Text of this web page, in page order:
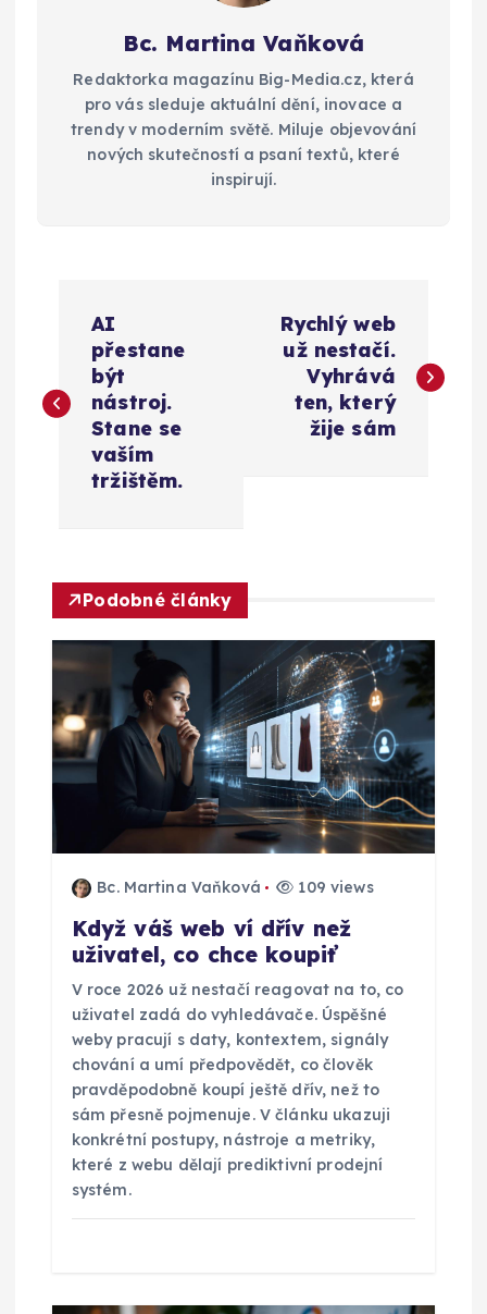
Bc. Martina Vaňková
Redaktorka magazínu Big-Media.cz, která
pro vás sleduje aktuální dění, inovace a
trendy v moderním světě. Miluje objevování
nových skutečností a psaní textů, které
inspirují.
v
a
c
e
p
r
o
AI
přestane
být
nástroj.
Stane se
vaším
tržištěm.
Rychlý web
už nestačí.
Vyhrává
ten, který
žije sám
Podobné články
Bc. Martina Vaňková 109 views
Když váš web ví dřív než
uživatel, co chce koupiť
V roce 2026 už nestačí reagovat na to, co
uživatel zadá do vyhledávače. Úspěšné
weby pracují s daty, kontextem, signály
chování a umí předpovědět, co člověk
pravděpodobně koupí ještě dřív, než to
sám přesně pojmenuje. V článku ukazuji
konkrétní postupy, nástroje a metriky,
které z webu dělají prediktivní prodejní
systém.